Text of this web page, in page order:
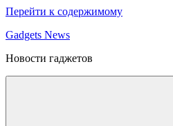
Перейти к содержимому
Gadgets News
Новости гаджетов